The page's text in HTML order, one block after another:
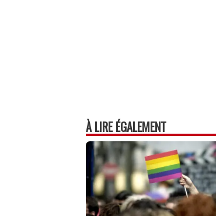
À LIRE ÉGALEMENT